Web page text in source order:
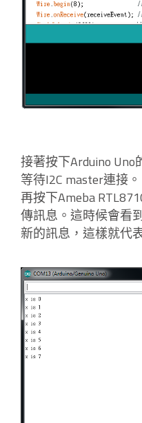
接著按下Arduino Uno
等待I2C master連接。
再按下Ameba
傳訊息。這時候會看
新的訊息，這樣就代